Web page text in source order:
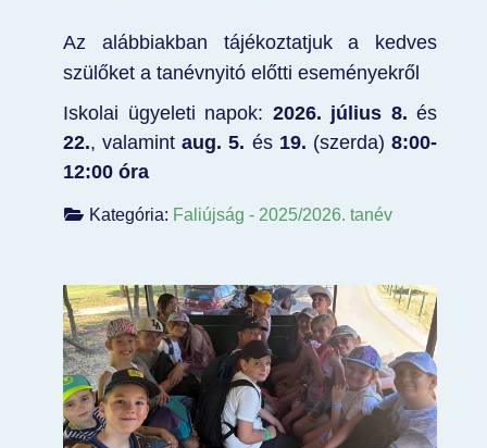
Az alábbiakban tájékoztatjuk a kedves
szülőket a tanévnyitó előtti eseményekről
Iskolai ügyeleti napok: 2026. július 8. és
22., valamintaug. 5. és 19. (szerda)8:00-
12:00 óra
Kategória: Faliújság - 2025/2026. tanév